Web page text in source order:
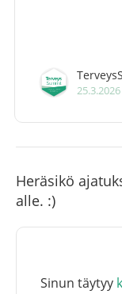
25.3.2026
Heräsikö
alle. :)
Sinun täytyy